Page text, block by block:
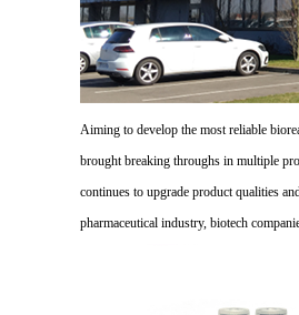
Aiming to develop the most reliable
brought breaking throughs in multiple
continues to upgrade product qualities
pharmaceutical industry, biotech